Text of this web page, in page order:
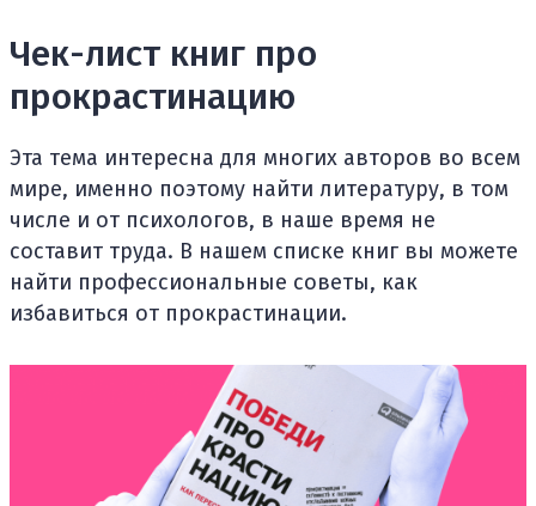
Чек-лист книг про
прокрастинацию
Эта тема интересна для многих авторов во всем
мире, именно поэтому найти литературу, в том
числе и от психологов, в наше время не
составит труда. В нашем списке книг вы можете
найти профессиональные советы, как
избавиться от прокрастинации.